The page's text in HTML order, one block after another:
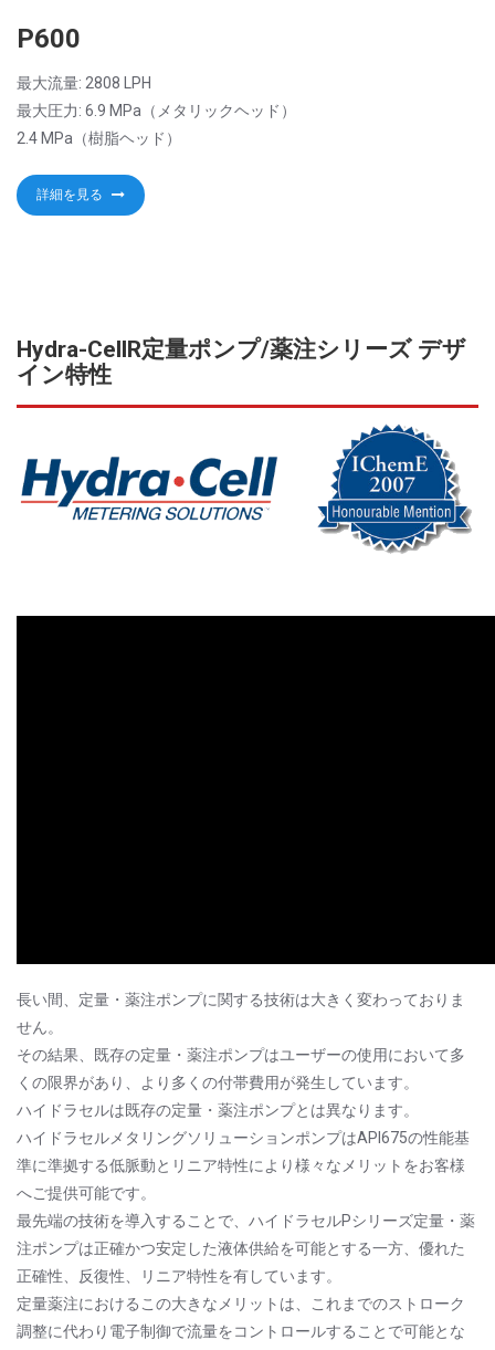
P600
最大流量: 2808 LPH
最大圧力: 6.9 MPa（メタリックヘッド）
2.4 MPa（樹脂ヘッド）
詳細を見る
Hydra-CellR定量ポンプ/薬注シリーズ デザ
イン特性
長い間、定量・薬注ポンプに関する技術は大きく変わっておりま
せん。
その結果、既存の定量・薬注ポンプはユーザーの使用において多
くの限界があり、より多くの付帯費用が発生しています。
ハイドラセルは既存の定量・薬注ポンプとは異なります。
ハイドラセルメタリングソリューションポンプはAPI675の性能基
準に準拠する低脈動とリニア特性により様々なメリットをお客様
へご提供可能です。
最先端の技術を導入することで、ハイドラセルPシリーズ定量・薬
注ポンプは正確かつ安定した液体供給を可能とする一方、優れた
正確性、反復性、リニア特性を有しています。
定量薬注におけるこの大きなメリットは、これまでのストローク
調整に代わり電子制御で流量をコントロールすることで可能とな